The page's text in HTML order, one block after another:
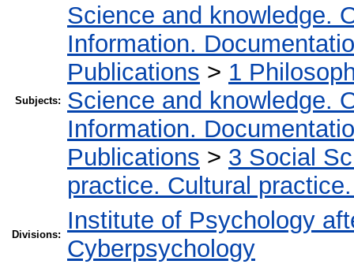
Subjects:
Science and knowledge.
Information.
Publications > 1
Science and knowledge.
Information.
Publications > 3 Social
practice. Cultural
Divisions:
Institute of Psychology
Cyberpsychology